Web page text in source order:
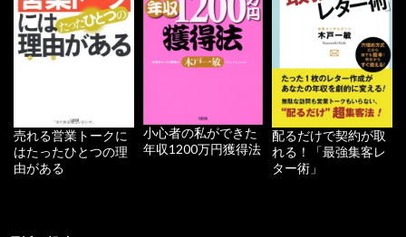
売れる営業トークに
はたったひとつの理
由がある
小心者の私ができた
年収1200万円獲得法
配るだけで契約が取
れる！「最強集客レ
ター術」